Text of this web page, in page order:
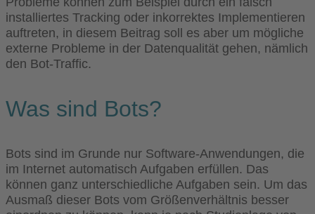
installiertes Tracking oder inkorrektes Implementieren
auftreten, in diesem Beitrag soll es aber um mögliche
externe Probleme in der Datenqualität gehen, nämlich
den Bot-Traffic.
Was sind Bots?
Bots sind im Grunde nur Software-Anwendungen, die
im Internet automatisch Aufgaben erfüllen. Das
können ganz unterschiedliche Aufgaben sein. Um das
Ausmaß dieser Bots vom Größenverhältnis besser